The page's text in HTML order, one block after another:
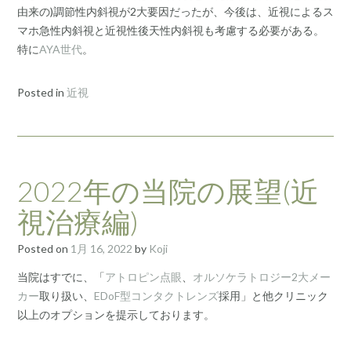
由来の)調節性内斜視が2大要因だったが、今後は、近視によるス
マホ急性内斜視と近視性後天性内斜視も考慮する必要がある。
特にAYA世代。
Posted in 近視
2022年の当院の展望(近
視治療編)
Posted on 1月 16, 2022 by Koji
当院はすでに、「アトロピン点眼
オルソケラトロジー2大メー
カー取り扱い、 EDoF型コンタクトレンズ採用」と他クリニック
以上のオプションを提示しております。